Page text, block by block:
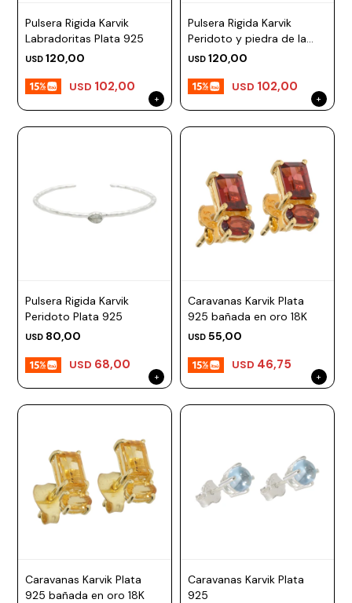
Pulsera Rigida Karvik
Labradoritas Plata 925
USD 120,00
USD 102,00
Pulsera Rigida Karvik
Peridoto y piedra de la
luna Plata 925
USD 120,00
USD 102,00
Pulsera Rigida Karvik
Peridoto Plata 925
USD 80,00
USD 68,00
Caravanas Karvik Plata
925 bañada en oro 18K
USD 55,00
USD 46,75
Caravanas Karvik Plata
925 bañada en oro 18K
Caravanas Karvik Plata
925